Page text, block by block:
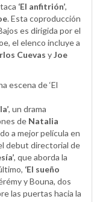
‘El anfitrión’,
. Esta coproducción
es dirigida por el
el elenco incluye a
Cuevas yJoe
escena de ‘El
, un drama
de Natalia
a mejor película en
debut directorial de
, que aborda la
‘El sueño
y Bouna, dos
las puertas hacia la